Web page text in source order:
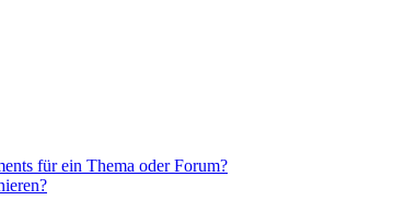
für ein Thema oder Forum?